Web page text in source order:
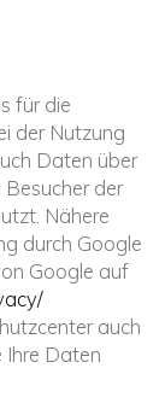
für die
der Nutzung
Daten über
der
Nähere
durch Google
Google auf
auch
Ihre Daten